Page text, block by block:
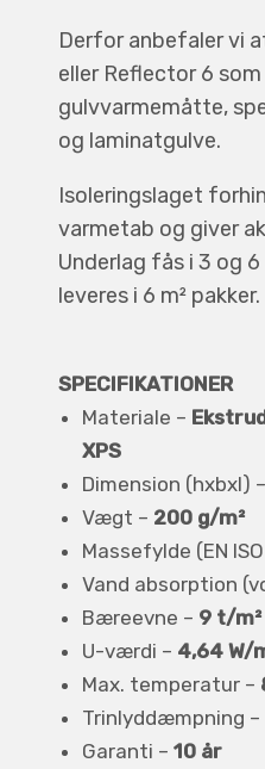
Derfor anbefaler vi
eller Reflector 6
gulvvarmemåtte,
og laminatgulve.
Isoleringslaget
varmetab og giver
Underlag fås i 3 og
leveres i 6 m² pakker.
SPECIFIKATIONER
Materiale –
XPS
Dimension (hxbxl) –
Vægt – 200 g/m²
Massefylde (EN
Vand absorption
Bæreevne – 9 t/m²
U-værdi – 4,64 W/
Max. temperatur –
Trinlyddæmpning –
Garanti – 10 år